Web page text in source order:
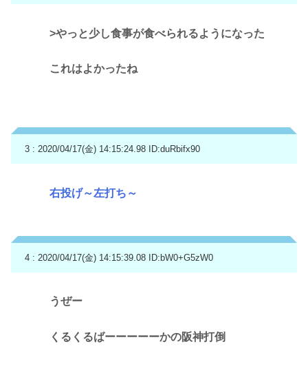
>やっと少し食事が食べられるようになった
これはよかったね
3 : 2020/04/17(金) 14:15:24.98 ID:duRbifx90
右投げ～左打ち～
4 : 2020/04/17(金) 14:15:39.08 ID:bW0+G5zW0
うぜー
くるくるばーーーーーかの阪神打倒